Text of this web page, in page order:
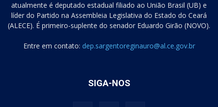
atualmente é deputado estadual filiado ao União Brasil (UB) e
líder do Partido na Assembleia Legislativa do Estado do Ceará
(ALECE). É primeiro-suplente do senador Eduardo Girão (NOVO).
Entre em contato: dep.sargentoreginauro@al.ce.gov.br
SIGA-NOS